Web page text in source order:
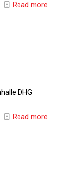
Read more
DHG
Read more